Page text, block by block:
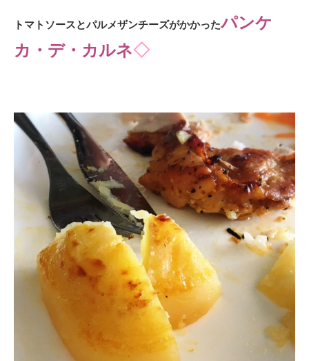
トマトソースとパルメザンチーズがかかったパンケ
カ・デ・カルネ◇